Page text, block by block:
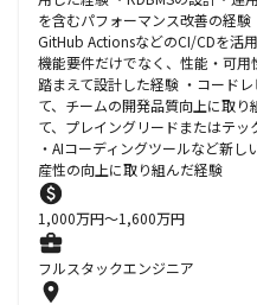
を含むパフォーマンス改善の経験
GitHub ActionsなどのCI/CDを活
機能要件だけでなく、性能・可
踏まえて設計した経験 ・コード
て、チームの開発品質向上に取
て、プレイングリードまたはテ
・AIコーディングツールなど新
産性の向上に取り組んだ経験
1,000万円〜1,600万円
フルスタックエンジニア